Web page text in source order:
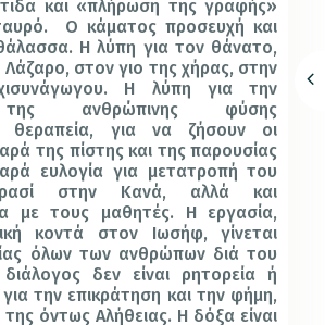
και «πλήρωση της γραφής»
Ο κάματος προσευχή και
Η λύπη για τον θάνατο,
στον γιο της χήρας, στην
Η λύπη για την
της ανθρώπινης φύσης
θεραπεία, για να ζήσουν οι
της πίστης και της παρουσίας
ευλογία για μετατροπή του
στην Κανά, αλλά και
με τους μαθητές. Η εργασία,
κοντά στον Ιωσήφ, γίνεται
όλων των ανθρώπων διά του
δεν είναι ρητορεία ή
την επικράτηση και την φήμη,
όντως Αλήθειας. Η δόξα είναι